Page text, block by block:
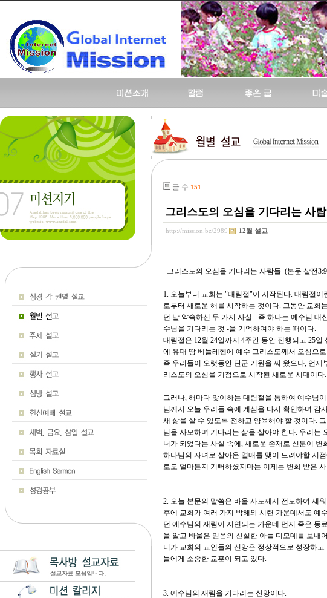
글 수 151
그리스도의 오심을 기다리는 사
http://mission.bz/2989 12월 설교
그리스도의 오심을 기다리는 사람들 (본문 살전
1. 오늘부터 교회는 "대림절"이 시작된다. 대림절
로부터 새로운 해를 시작하는 것이다. 그동안 교회
던 날 약속하신 두 가지 사실 - 즉 하나는 예수님 대
수님을 기다리는 것 -을 기억하여야 하는 때이다.
대림절은 12월 24일까지 4주간 동안 진행되고 25
에 유대 땅 베들레헴에 예수 그리스도께서 오심으
즉 우리들이 오랫동안 단군 기원을 써 왔으나, 언제
리스도의 오심을 기점으로 시작된 새로운 시대이다.
그러나, 해마다 맞이하는 대림절을 통하여 예수님
님께서 오늘 우리들 속에 계심을 다시 확인하며 감
새 삶을 살 수 있도록 전하고 양육해야 할 것이다.
님을 사모하며 기다리는 삶을 살아야 한다. 우리는
녀가 되었다는 사실 속에, 새로운 존재로 신분이
하나님의 자녀로 살아온 열매를 맺어 드려야할 시
로도 얼마든지 기뻐하셨지마는 이제는 변화 받은
2. 오늘 본문의 말씀은 바울 사도께서 전도하여 세
후에 교회가 여러 가지 박해와 시련 가운데서도 예
던 예수님의 재림이 지연되는 가운데 먼저 죽은 동
을 알고 바울은 믿음의 신실한 아들 디모데를 보내
니가 교회의 교인들의 신앙은 정상적으로 성장하
들에게 소중한 교훈이 되고 있다.
3. 예수님의 재림을 기다리는 신앙이다.